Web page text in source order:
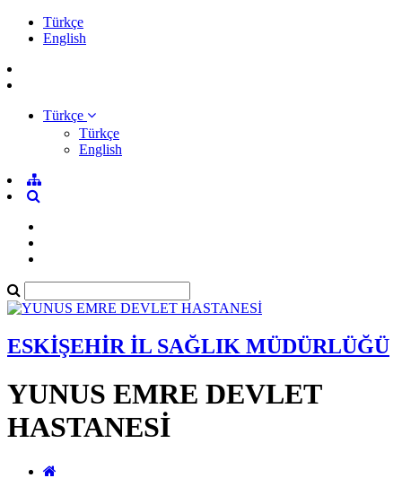
Türkçe
English
Türkçe
Türkçe
English
ESKİŞEHİR İL SAĞLIK MÜDÜRLÜĞÜ
YUNUS EMRE DEVLET
HASTANESİ